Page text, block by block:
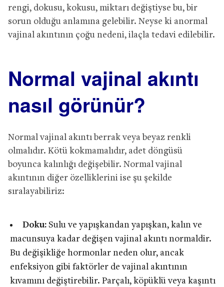
rengi, dokusu, kokusu, miktarı değiştiyse bu, bir
sorun olduğu anlamına gelebilir. Neyse ki anormal
vajinal akıntının çoğu nedeni, ilaçla tedavi edilebilir.
Normal vajinal akıntı
nasıl görünür?
Normal vajinal akıntı berrak veya beyaz renkli
olmalıdır. Kötü kokmamalıdır, adet döngüsü
boyunca kalınlığı değişebilir. Normal vajinal
akıntının diğer özelliklerini ise şu şekilde
sıralayabiliriz:
Doku:Sulu ve yapışkandan yapışkan, kalın ve
macunsuya kadar değişen vajinal akıntı normaldir.
Bu değişikliğe hormonlar neden olur, ancak
enfeksiyon gibi faktörler de vajinal akıntının
kıvamını değiştirebilir. Parçalı, köpüklü veya kaşıntı